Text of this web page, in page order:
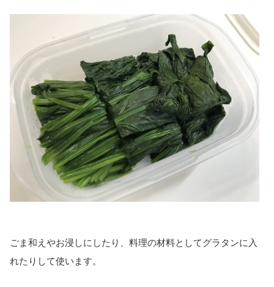
ごま和えやお浸しにしたり、料理の材料としてグラタンに入
れたりして使います。